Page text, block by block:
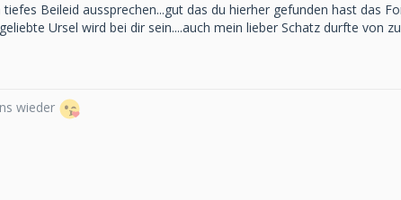
Beileid aussprechen...gut das du hierher gefunden hast das
Ursel wird bei dir sein....auch mein lieber Schatz durfte von
wieder